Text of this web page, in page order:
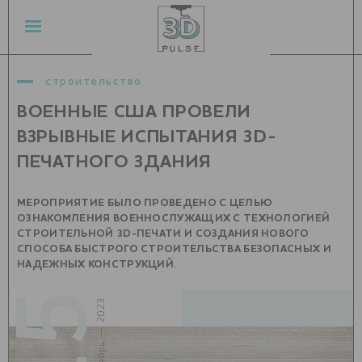
строительство
ВОЕННЫЕ США ПРОВЕЛИ
ВЗРЫВНЫЕ ИСПЫТАНИЯ 3D-
ПЕЧАТНОГО ЗДАНИЯ
МЕРОПРИЯТИЕ БЫЛО ПРОВЕДЕНО С ЦЕЛЬЮ
ОЗНАКОМЛЕНИЯ ВОЕННОСЛУЖАЩИХ С ТЕХНОЛОГИЕЙ
СТРОИТЕЛЬНОЙ 3D-ПЕЧАТИ И СОЗДАНИЯ НОВОГО
СПОСОБА БЫСТРОГО СТРОИТЕЛЬСТВА БЕЗОПАСНЫХ И
НАДЕЖНЫХ КОНСТРУКЦИЙ.
ноябрь — 2023